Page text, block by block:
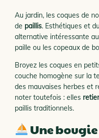
Au jardin, les coques de
de paillis. Esthétiques et
alternative intéressante
paille ou les copeaux de
Broyez les coques en
couche homogène sur la
des mauvaises herbes et
noter toutefois : elles
paillis traditionnels.
Une